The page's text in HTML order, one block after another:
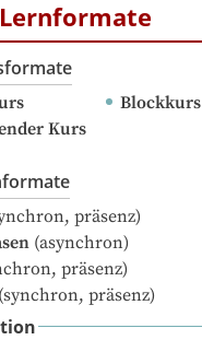
Blockkurs
Kurs
präsenz)
(asynchron)
präsenz)
(synchron, präsenz)